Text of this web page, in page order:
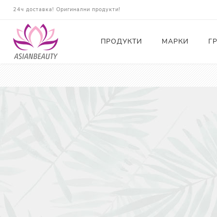
24ч доставка! Оригинални продукти!
ПРОДУКТИ МАРКИ